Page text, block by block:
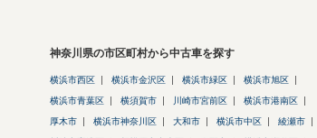
神奈川県の市区町村から中古車を探す
横浜市西区 横浜市金沢区 横浜市緑区 横浜市旭区
横浜市青葉区 横須賀市 川崎市宮前区 横浜市港南区
厚木市 横浜市神奈川区 大和市 横浜市中区 綾瀬市